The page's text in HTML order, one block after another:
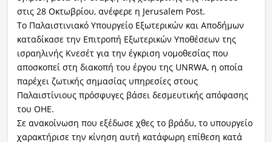
στις 28 Οκτωβρίου, ανέφερε η Jerusalem Post.
Το Παλαιστινιακό Υπουργείο Εξωτερικών και Αποδήμων
καταδίκασε την Επιτροπή Εξωτερικών Υποθέσεων της
ισραηλινής Κνεσέτ για την έγκριση νομοθεσίας που
αποσκοπεί στη διακοπή του έργου της UNRWA, η οποία
παρέχει ζωτικής σημασίας υπηρεσίες στους
Παλαιστίνιους πρόσφυγες βάσει δεσμευτικής απόφασης
του ΟΗΕ.
Σε ανακοίνωση που εξέδωσε χθες το βράδυ, το υπουργείο
χαρακτήρισε την κίνηση αυτή κατάφωρη επίθεση κατά